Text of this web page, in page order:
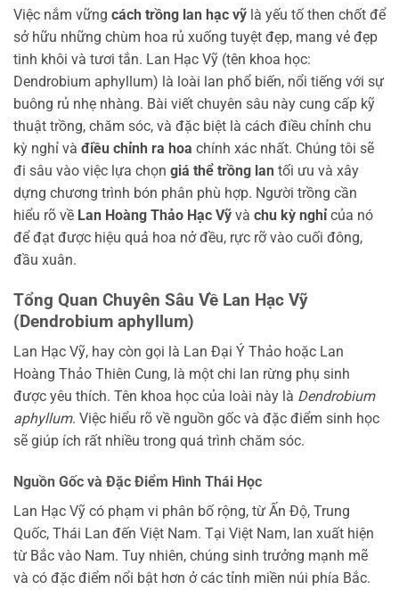
Việc nắm vững cách trồng lan hạc vỹ là yếu tố then chốt để
sở hữu những chùm hoa rủ xuống tuyệt đẹp, mang vẻ đẹp
tinh khôi và tươi tắn. Lan Hạc Vỹ (tên khoa học:
Dendrobium aphyllum) là loài lan phổ biến, nổi tiếng với sự
buông rủ nhẹ nhàng. Bài viết chuyên sâu này cung cấp kỹ
thuật trồng, chăm sóc, và đặc biệt là cách điều chỉnh chu
kỳ nghỉ và điều chỉnh ra hoa chính xác nhất. Chúng tôi sẽ
đi sâu vào việc lựa chọn giá thể trồng lan tối ưu và xây
dựng chương trình bón phân phù hợp. Người trồng cần
hiểu rõ về Lan Hoàng Thảo Hạc Vỹ và chu kỳ nghỉ của nó
để đạt được hiệu quả hoa nở đều, rực rỡ vào cuối đông,
đầu xuân.
Tổng Quan Chuyên Sâu Về Lan Hạc Vỹ
(Dendrobium aphyllum)
Lan Hạc Vỹ, hay còn gọi là Lan Đại Ý Thảo hoặc Lan
Hoàng Thảo Thiên Cung, là một chi lan rừng phụ sinh
được yêu thích. Tên khoa học của loài này là Dendrobium
aphyllum. Việc hiểu rõ về nguồn gốc và đặc điểm sinh học
sẽ giúp ích rất nhiều trong quá trình chăm sóc.
Nguồn Gốc và Đặc Điểm Hình Thái Học
Lan Hạc Vỹ có phạm vi phân bố rộng, từ Ấn Độ, Trung
Quốc, Thái Lan đến Việt Nam. Tại Việt Nam, lan xuất hiện
từ Bắc vào Nam. Tuy nhiên, chúng sinh trưởng mạnh mẽ
và có đặc điểm nổi bật hơn ở các tỉnh miền núi phía Bắc.